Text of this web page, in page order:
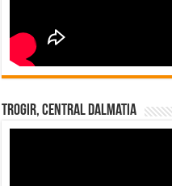
Trogir, Central Dalmatia